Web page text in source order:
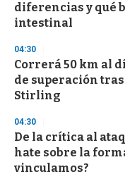
diferencias y qué
intestinal
04:30
Correrá 50 km al
de superación
Stirling
04:30
De la crítica al
hate sobre la
vinculamos?